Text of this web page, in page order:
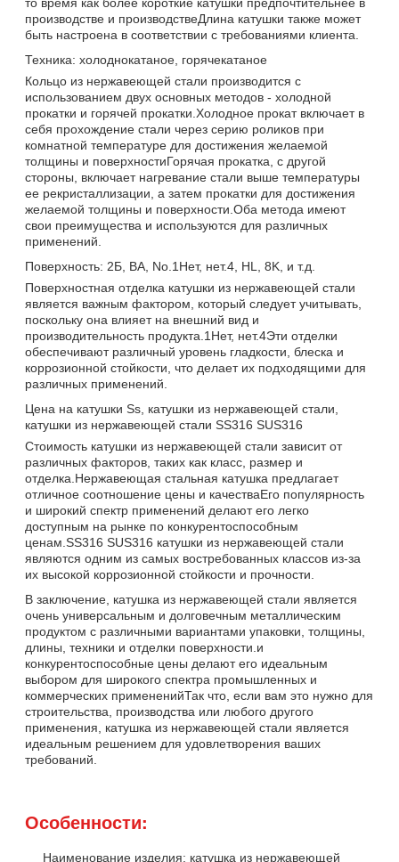
производстве и производствеДлина катушки также может
быть настроена в соответствии с требованиями клиента.
Техника: холоднокатаное, горячекатаное
Кольцо из нержавеющей стали производится с
использованием двух основных методов - холодной
прокатки и горячей прокатки.Холодное прокат включает в
себя прохождение стали через серию роликов при
комнатной температуре для достижения желаемой
толщины и поверхностиГорячая прокатка, с другой
стороны, включает нагревание стали выше температуры
ее рекристаллизации, а затем прокатки для достижения
желаемой толщины и поверхности.Оба метода имеют
свои преимущества и используются для различных
применений.
Поверхность: 2Б, BA, No.1Нет, нет.4, HL, 8K, и т.д.
Поверхностная отделка катушки из нержавеющей стали
является важным фактором, который следует учитывать,
поскольку она влияет на внешний вид и
производительность продукта.1Нет, нет.4Эти отделки
обеспечивают различный уровень гладкости, блеска и
коррозионной стойкости, что делает их подходящими для
различных применений.
Цена на катушки Ss, катушки из нержавеющей стали,
катушки из нержавеющей стали SS316 SUS316
Стоимость катушки из нержавеющей стали зависит от
различных факторов, таких как класс, размер и
отделка.Нержавеющая стальная катушка предлагает
отличное соотношение цены и качестваЕго популярность
и широкий спектр применений делают его легко
доступным на рынке по конкурентоспособным
ценам.SS316 SUS316 катушки из нержавеющей стали
являются одним из самых востребованных классов из-за
их высокой коррозионной стойкости и прочности.
В заключение, катушка из нержавеющей стали является
очень универсальным и долговечным металлическим
продуктом с различными вариантами упаковки, толщины,
длины, техники и отделки поверхности.и
конкурентоспособные цены делают его идеальным
выбором для широкого спектра промышленных и
коммерческих примененийТак что, если вам это нужно для
строительства, производства или любого другого
применения, катушка из нержавеющей стали является
идеальным решением для удовлетворения ваших
требований.
Особенности:
Наименование изделия: катушка из нержавеющей